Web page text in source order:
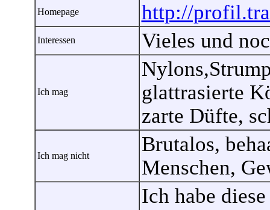
Homepage http://
Interessen Vieles und
Ich mag
glattrasierte
zarte Düfte,
Ich mag nicht
Brutalos,
Menschen,
Ich habe